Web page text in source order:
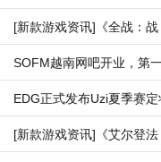
[新款游戏资讯]《全战：战
SOFM越南网吧开业，第
EDG正式发布Uzi夏季赛定
[新款游戏资讯]《艾尔登法